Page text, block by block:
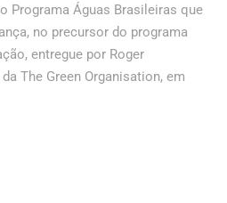
Programa Águas Brasileiras que
no precursor do programa
entregue por Roger
The Green Organisation, em